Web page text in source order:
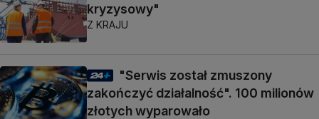
kryzysowy"
Z KRAJU
"Serwis został zmuszony
zakończyć działalność". 100 milionów
złotych wyparowało